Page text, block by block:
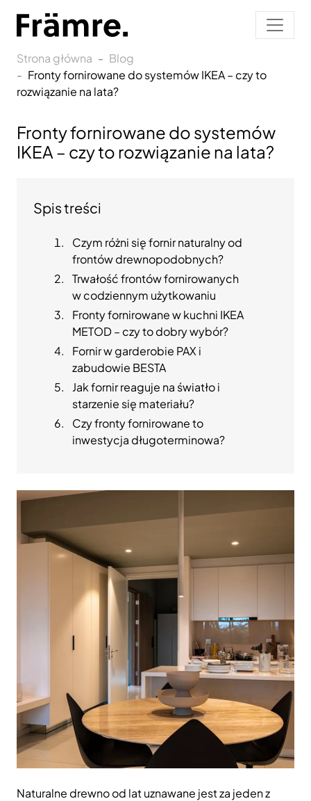
Strona główna
Blog
Fronty fornirowane do systemów IKEA – czy to
rozwiązanie na lata?
Fronty fornirowane do systemów
IKEA – czy to rozwiązanie na lata?
Spis treści
Czym różni się fornir naturalny od
frontów drewnopodobnych?
Trwałość frontów fornirowanych
w codziennym użytkowaniu
Fronty fornirowane w kuchni IKEA
METOD – czy to dobry wybór?
Fornir w garderobie PAX i
zabudowie BESTA
Jak fornir reaguje na światło i
starzenie się materiału?
Czy fronty fornirowane to
inwestycja długoterminowa?
Naturalne drewno od lat uznawane jest za jeden z